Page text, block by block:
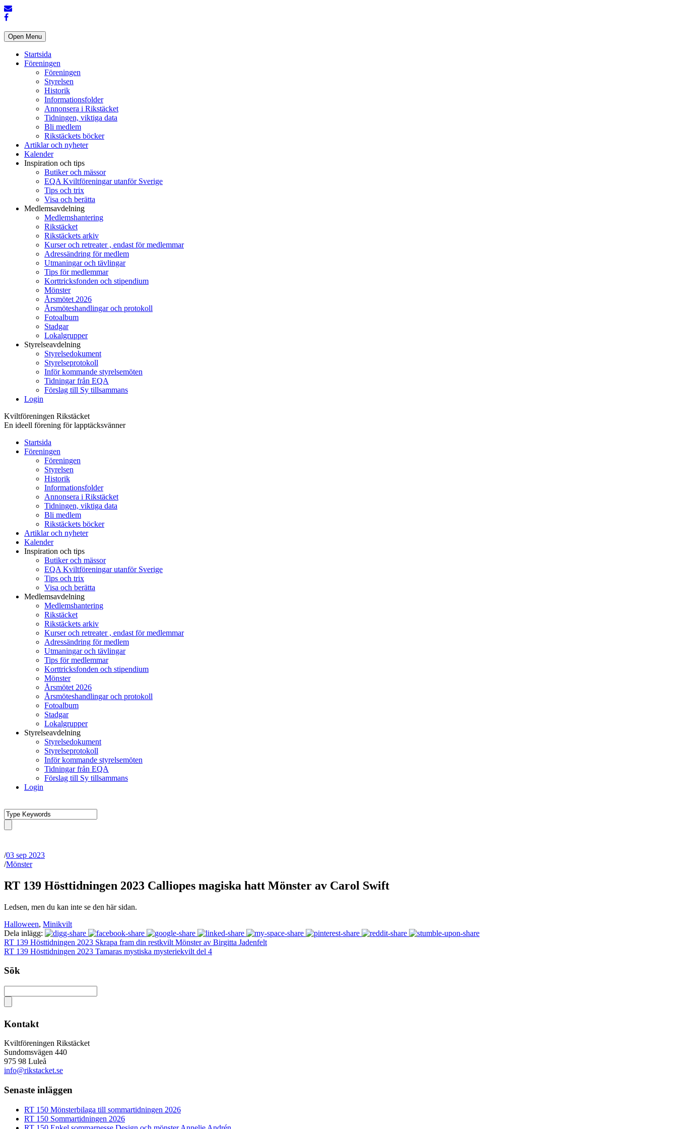
Open Menu
Startsida
Föreningen
Föreningen
Styrelsen
Historik
Informationsfolder
Annonsera i Rikstäcket
Tidningen, viktiga data
Bli medlem
Rikstäckets böcker
Artiklar och nyheter
Kalender
Inspiration och tips
Butiker och mässor
EQA Kviltföreningar utanför Sverige
Tips och trix
Visa och berätta
Medlemsavdelning
Medlemshantering
Rikstäcket
Rikstäckets arkiv
Kurser och retreater , endast för medlemmar
Adressändring för medlem
Utmaningar och tävlingar
Tips för medlemmar
Korttricksfonden och stipendium
Mönster
Årsmötet 2026
Årsmöteshandlingar och protokoll
Fotoalbum
Stadgar
Lokalgrupper
Styrelseavdelning
Styrelsedokument
Styrelseprotokoll
Inför kommande styrelsemöten
Tidningar från EQA
Förslag till Sy tillsammans
Login
Kviltföreningen Rikstäcket
En ideell förening för lapptäcksvänner
Startsida
Föreningen
Föreningen
Styrelsen
Historik
Informationsfolder
Annonsera i Rikstäcket
Tidningen, viktiga data
Bli medlem
Rikstäckets böcker
Artiklar och nyheter
Kalender
Inspiration och tips
Butiker och mässor
EQA Kviltföreningar utanför Sverige
Tips och trix
Visa och berätta
Medlemsavdelning
Medlemshantering
Rikstäcket
Rikstäckets arkiv
Kurser och retreater , endast för medlemmar
Adressändring för medlem
Utmaningar och tävlingar
Tips för medlemmar
Korttricksfonden och stipendium
Mönster
Årsmötet 2026
Årsmöteshandlingar och protokoll
Fotoalbum
Stadgar
Lokalgrupper
Styrelseavdelning
Styrelsedokument
Styrelseprotokoll
Inför kommande styrelsemöten
Tidningar från EQA
Förslag till Sy tillsammans
Login
/03 sep 2023
/Mönster
RT 139 Hösttidningen 2023 Calliopes magiska hatt Mönster av Carol Swift
Ledsen, men du kan inte se den här sidan.
Halloween, Minikvilt
Dela inlägg:
RT 139 Hösttidningen 2023 Skrapa fram din restkvilt Mönster av Birgitta Jadenfelt
RT 139 Hösttidningen 2023 Tamaras mystiska mysteriekvilt del 4
Sök
Kontakt
Kviltföreningen Rikstäcket
Sundomsvägen 440
975 98 Luleå
info@rikstacket.se
Senaste inläggen
RT 150 Mönsterbilaga till sommartidningen 2026
RT 150 Sommartidningen 2026